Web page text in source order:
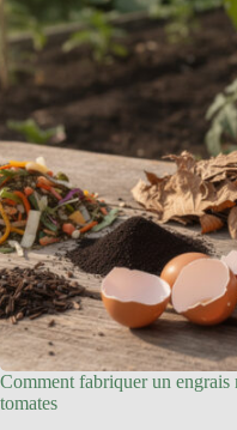
Comment fabriquer un
tomates